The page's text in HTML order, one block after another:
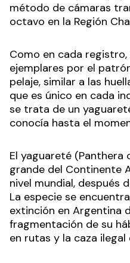
método de cámaras
octavo en la Región
Como en cada registro,
ejemplares por el
pelaje, similar a las
que es único en cada
se trata de un
conocía hasta el
El yaguareté (Panthera
grande del Continente
nivel mundial, después
La especie se
extinción en Argentina
fragmentación de su
en rutas y la caza